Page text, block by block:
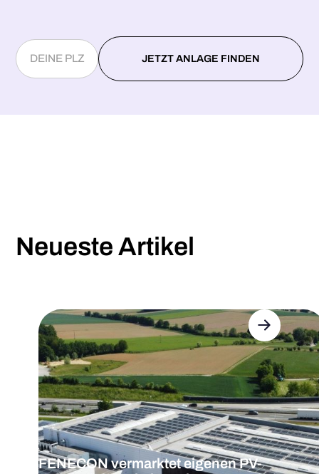
Neueste Artikel
FENECON vermarktet eigenen PV-